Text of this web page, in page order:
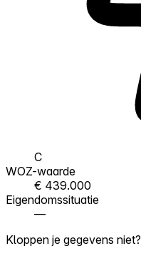
C
WOZ-waarde
€ 439.000
Eigendomssituatie
—
Kloppen je gegevens niet?